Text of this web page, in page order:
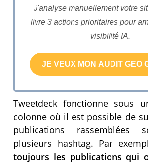
J'analyse manuellement votre
livre 3 actions prioritaires pour
visibilité IA.
Tweetdeck fonctionne sous
colonne où il est possible de
publications
plusieurs hashtag. Par
toujours les publications qui